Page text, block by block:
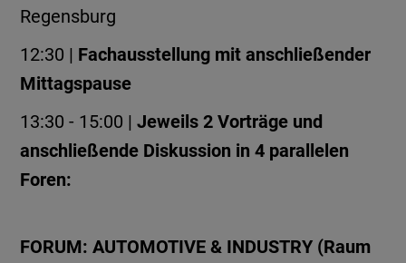
Regensburg
12:30 | Fachausstellung mit anschließender
Mittagspause
13:30 - 15:00 |Jeweils 2 Vorträge und
anschließende Diskussion in 4 parallelen
Foren:
FORUM: AUTOMOTIVE & INDUSTRY (Raum